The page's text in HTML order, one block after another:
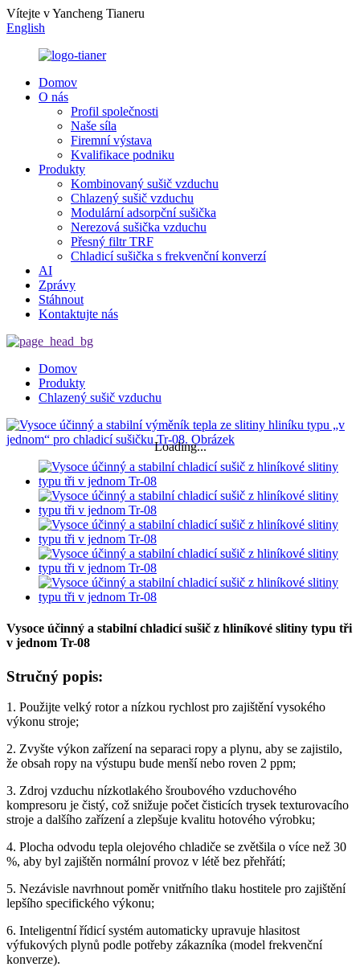
Vítejte v Yancheng Tianeru
English
Domov
O nás
Profil společnosti
Naše síla
Firemní výstava
Kvalifikace podniku
Produkty
Kombinovaný sušič vzduchu
Chlazený sušič vzduchu
Modulární adsorpční sušička
Nerezová sušička vzduchu
Přesný filtr TRF
Chladicí sušička s frekvenční konverzí
AI
Zprávy
Stáhnout
Kontaktujte nás
Domov
Produkty
Chlazený sušič vzduchu
Loading...
Vysoce účinný a stabilní chladicí sušič z hliníkové slitiny typu tři
v jednom Tr-08
Stručný popis:
1. Použijte velký rotor a nízkou rychlost pro zajištění vysokého
výkonu stroje;
2. Zvyšte výkon zařízení na separaci ropy a plynu, aby se zajistilo,
že obsah ropy na výstupu bude menší nebo roven 2 ppm;
3. Zdroj vzduchu nízkotlakého šroubového vzduchového
kompresoru je čistý, což snižuje počet čisticích trysek texturovacího
stroje a dalšího zařízení a zlepšuje kvalitu hotového výrobku;
4. Plocha odvodu tepla olejového chladiče se zvětšila o více než 30
%, aby byl zajištěn normální provoz v létě bez přehřátí;
5. Nezávisle navrhnout poměr vnitřního tlaku hostitele pro zajištění
lepšího specifického výkonu;
6. Inteligentní řídicí systém automaticky upravuje hlasitost
výfukových plynů podle potřeby zákazníka (model frekvenční
konverze).